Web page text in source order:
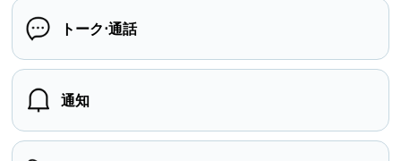
トーク⋅通話
通知